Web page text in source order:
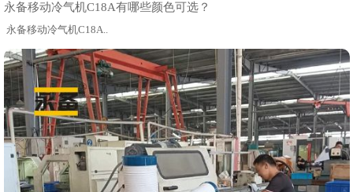
永备移动冷气机C18A有哪些颜色可选？
永备移动冷气机C18A..